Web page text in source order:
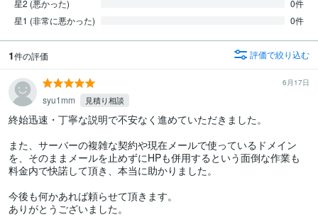
星2 (悪かった)
0件
星1 (非常に悪かった)
0件
1件の評価 評価で絞り込む
6月17日
syu1mm 見積り相談
終始迅速・丁寧な説明で不安なく進めていただきました。
また、サーバーの複雑な契約や現在メールで使っているドメイン
を、そのままメールを止めずにHPも併用するという面倒な作業も
料金内で快諾して頂き、本当に助かりました。
今後も何かあれば頼らせて頂きます。
ありがとうございました。